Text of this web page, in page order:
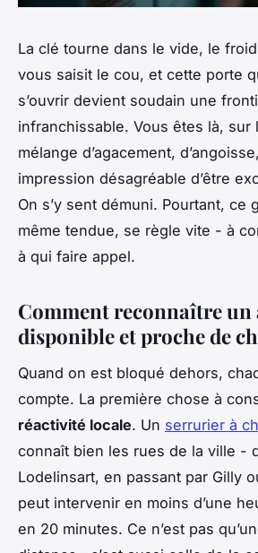
La clé tourne dans le vide, le
vous saisit le cou, et cette porte
s’ouvrir devient soudain une
infranchissable. Vous êtes là, sur
mélange d’agacement,
impression désagréable d’être
On s’y sent démuni. Pourtant, ce
même tendue, se règle vite - à
à qui faire appel.
Comment reconnaître
disponible et proche de
Quand on est bloqué dehors,
compte. La première chose à
réactivité locale. Un serrurier à
connaît bien les rues de la ville -
Lodelinsart, en passant par Gilly
peut intervenir en moins d’une
en 20 minutes. Ce n’est pas